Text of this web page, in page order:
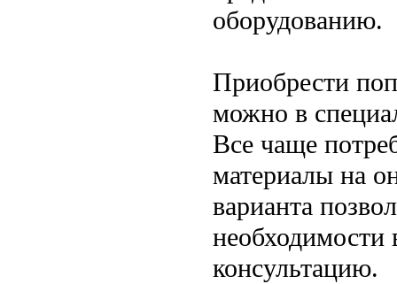
оборудованию.
Приобрести
можно в
Все чаще
материалы на
варианта
необходимости
консультацию.